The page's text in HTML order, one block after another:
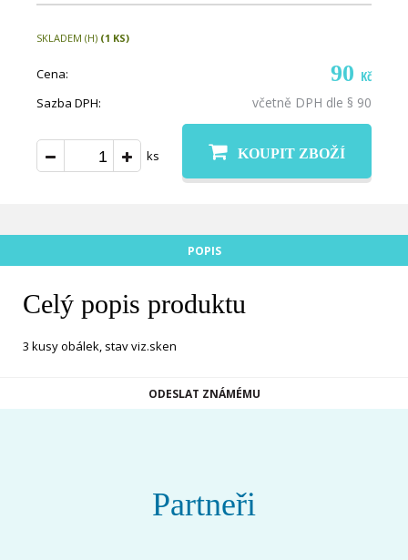
SKLADEM (H) (1 KS)
Cena: 90 Kč
Sazba DPH: včetně DPH dle § 90
ks KOUPIT ZBOŽÍ
POPIS
Celý popis produktu
3 kusy obálek, stav viz.sken
ODESLAT ZNÁMÉMU
Partneři